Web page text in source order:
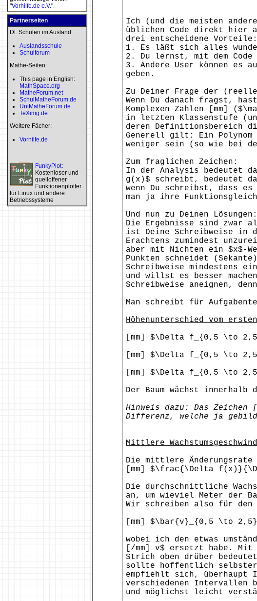
"Vorhilfe.de e.V.".
Partnerseiten
Dt. Schulen im Ausland:
Auslandsschule
Schulforum
Mathe-Seiten:
This page in English:
MathSpace.org
MatheForum.net
SchulMatheForum.de
UniMatheForum.de
TeXimg.de
Weitere Fächer:
Vorhilfe.de
FunkyPlot:
Kostenloser und
quelloffener
Funktionenplotter
für Linux und andere
Betriebssysteme
Ich (und die meisten
üblichen Code direkt hier
drei entscheidene Vorteile:
1. Es läßt sich alles
2. Du lernst, mit dem Code
3. Andere User können es
geben.
Zu Deiner Frage der
Wenn Du danach fragst,
Komplexen Zahlen [mm]
in letzten Klassenstufe
deren Definitionsbereich
Generell gilt: Ein Polynom
weniger sein (so wie bei
Zum fraglichen Zeichen:
In der Analysis bedeutet
g(x)$ schreibt, bedeutet
wenn Du schreibst, dass
man ja ihre
Und nun zu Deinen Lösungen:
Die Ergebnisse sind zwar
ist Deine Schreibweise in
Erachtens zumindest
aber mit Nichten ein $x$-
Punkten schneidet
Schreibweise mindestens
und willst es besser
Schreibweise aneignen,
Man schreibt für
Höhenunterschied vom
[mm] $\Delta f_{0,5 \to
[mm] $\Delta f_{0,5 \to
[mm] $\Delta f_{0,5 \to
Der Baum wächst innerhalb
Hinweis dazu: Das
Differenz, welche ja
Mittlere
Die mittlere
[mm] $\frac{\Delta
Die durchschnittliche
an, um wieviel Meter der
Wir schreiben also für den
[mm] $\bar{v}_{0,5 \to
wobei ich den etwas
[/mm] v$ ersetzt habe. Mit
Strich oben drüber
sollte hoffentlich
empfiehlt sich, überhaupt
verschiedenen Intervallen
und möglichst leicht